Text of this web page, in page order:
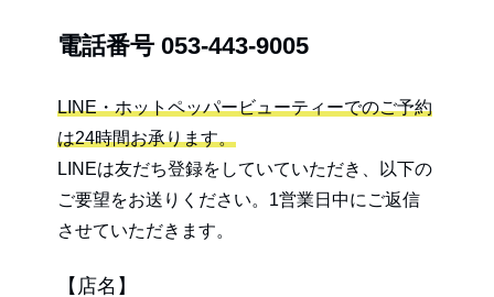
電話番号 053-443-9005
LINE・ホットペッパービューティーでのご予約
は24時間お承ります。
LINEは友だち登録をしていていただき、以下の
ご要望をお送りください。1営業日中にご返信
させていただきます。
【店名】